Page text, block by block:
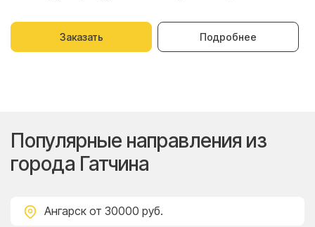
Заказать Подробнее
Популярные направления из
города Гатчина
Ангарск от 30000 руб.